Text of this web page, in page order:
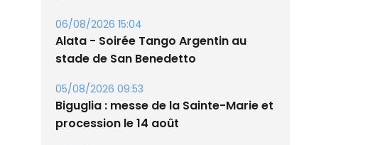
étoiles
06/08/2026 15:04
stade de San Benedetto
05/08/2026 09:53